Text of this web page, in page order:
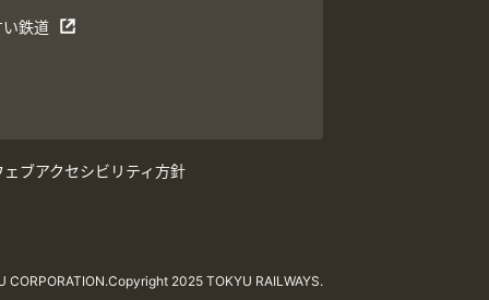
鉄道
ェブアクセシビリティ方針
CORPORATION.Copyright 2025 TOKYU RAILWAYS.